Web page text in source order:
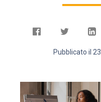
Pubblicato il